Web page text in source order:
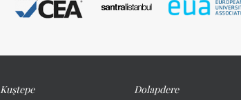
Kuştepe Dolapdere